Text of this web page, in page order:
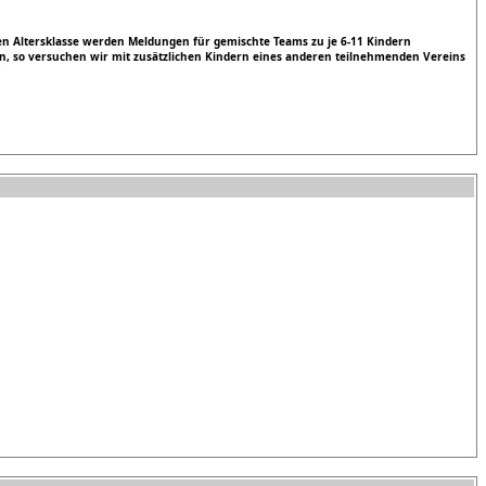
Altersklasse werden Meldungen für gemischte Teams zu je 6-11 Kindern
versuchen wir mit zusätzlichen Kindern eines anderen teilnehmenden Vereins